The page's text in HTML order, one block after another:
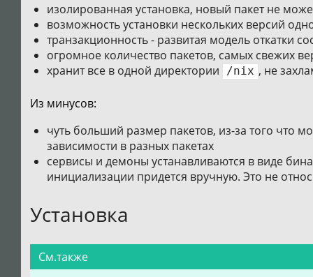
изолированная установка, новый пакет не
возможность установки нескольких версий
транзакционность - развитая модель откатки
огромное количество пакетов, самых свежих
хранит все в одной директории
/nix , не
Из минусов:
чуть больший размер пакетов, из-за того что
зависимости в разных пакетах
сервисы и демоны устанавливаются в виде
инициализации придется вручную. Это не
Установка
См.также